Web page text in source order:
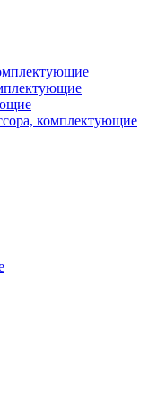
комплектующие